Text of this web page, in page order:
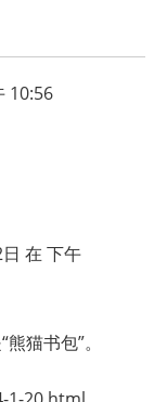
10:56
在 下午
猫书包”。